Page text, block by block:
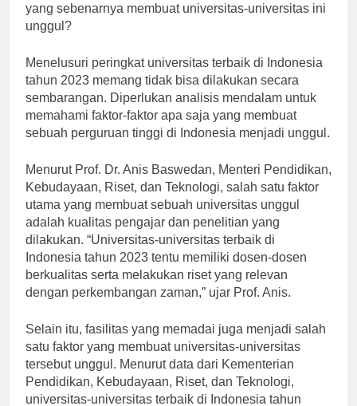
yang sebenarnya membuat universitas-universitas ini
unggul?
Menelusuri peringkat universitas terbaik di Indonesia
tahun 2023 memang tidak bisa dilakukan secara
sembarangan. Diperlukan analisis mendalam untuk
memahami faktor-faktor apa saja yang membuat
sebuah perguruan tinggi di Indonesia menjadi unggul.
Menurut Prof. Dr. Anis Baswedan, Menteri Pendidikan,
Kebudayaan, Riset, dan Teknologi, salah satu faktor
utama yang membuat sebuah universitas unggul
adalah kualitas pengajar dan penelitian yang
dilakukan. “Universitas-universitas terbaik di
Indonesia tahun 2023 tentu memiliki dosen-dosen
berkualitas serta melakukan riset yang relevan
dengan perkembangan zaman,” ujar Prof. Anis.
Selain itu, fasilitas yang memadai juga menjadi salah
satu faktor yang membuat universitas-universitas
tersebut unggul. Menurut data dari Kementerian
Pendidikan, Kebudayaan, Riset, dan Teknologi,
universitas-universitas terbaik di Indonesia tahun